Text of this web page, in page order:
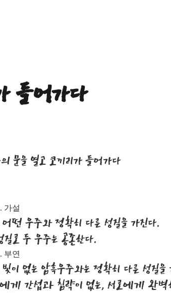
들어가다
문을 열고 코끼리가 들어가다
가설
어떤 우주와 정확히 다른 성질을 가진다.
로 두 우주는 공존한다.
부연
빛이 없는 암흑우주와는 정확히 다른 성질을
게 간섭과 침략이 없는, 서로에게 완벽